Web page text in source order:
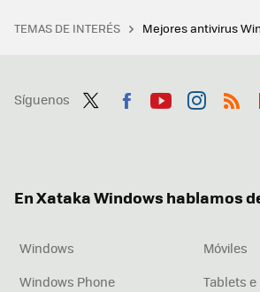
TEMAS DE INTERÉS Mejores antivirus
Síguenos
En Xataka Windows hablamos
Windows
Móviles
Windows Phone
Tablets